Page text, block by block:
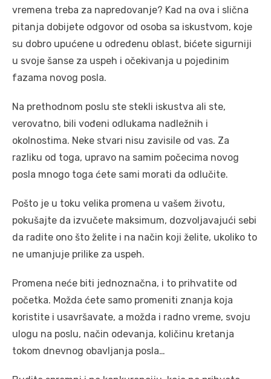
vremena treba za napredovanje? Kad na ova i slična
pitanja dobijete odgovor od osoba sa iskustvom, koje
su dobro upućene u određenu oblast, bićete sigurniji
u svoje šanse za uspeh i očekivanja u pojedinim
fazama novog posla.
Na prethodnom poslu ste stekli iskustva ali ste,
verovatno, bili vođeni odlukama nadležnih i
okolnostima. Neke stvari nisu zavisile od vas. Za
razliku od toga, upravo na samim počecima novog
posla mnogo toga ćete sami morati da odlučite.
Pošto je u toku velika promena u vašem životu,
pokušajte da izvučete maksimum, dozvoljavajući sebi
da radite ono što želite i na način koji želite, ukoliko to
ne umanjuje prilike za uspeh.
Promena neće biti jednoznačna, i to prihvatite od
početka. Možda ćete samo promeniti znanja koja
koristite i usavršavate, a možda i radno vreme, svoju
ulogu na poslu, način odevanja, količinu kretanja
tokom dnevnog obavljanja posla…